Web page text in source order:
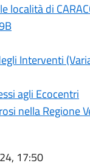
di
Interventi
agli Ecocentri
nella Regione
17:50